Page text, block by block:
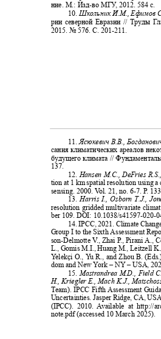
ние. М.: Изд-во МГУ, 2012. 584 с.
10.Школьник И.М., Ефимов
рии северной Евразии // Труды
2015. № 576. С. 201-211.
11.Ясюкевич В.В.,
сания климатических ареалов
будущего климата //
137.
12. Hansen M.C., DeFries R.S.,
tion at 1 km spatial resolution using
sensing. 2000. Vol. 21, no. 6-7. P. 1
13.Harris I., Osborn T.J.,
resolution gridded multivariate
ber 109. DOI: 10.1038/s41597-020-
14. IPCC, 2021. Climate
Group I to the Sixth Assessment
son-Delmotte V. , Zhai P. , Pirani A.,
L., Gomis M.I., Huang M., Leitzell
Yelekçi O., YuR
., and Zhou B.
dom and NewYork – NY – USA,
15. Mastrandrea M.D., Field
H., Kriegler E., Mach K.J.,
Team). IPCC Fifth Assessment
Uncertainties. Jasper Ridge, CA,
(IPCC). 2010. Available at http://
note.pdf (accessed 10 March 2025).